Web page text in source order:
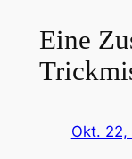
Eine
Okt. 22,